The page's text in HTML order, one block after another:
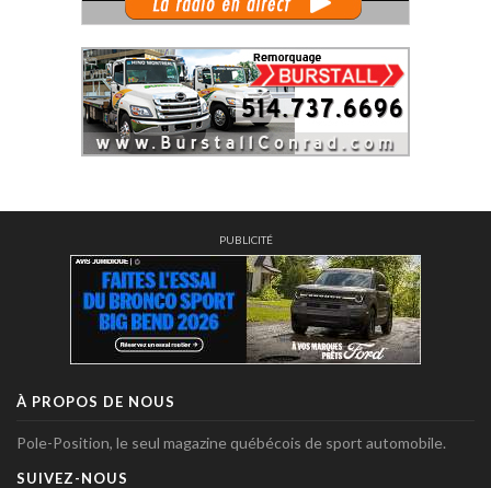
PUBLICITÉ
À PROPOS DE NOUS
Pole-Position, le seul magazine québécois de sport automobile.
SUIVEZ-NOUS